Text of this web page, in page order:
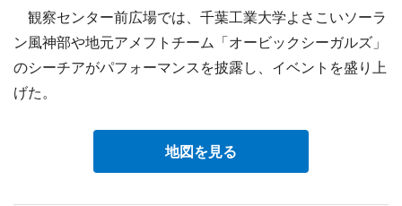
観察センター前広場では、千葉工業大学よさこいソーラ
ン風神部や地元アメフトチーム「オービックシーガルズ」
のシーチアがパフォーマンスを披露し、イベントを盛り上
げた。
地図を見る